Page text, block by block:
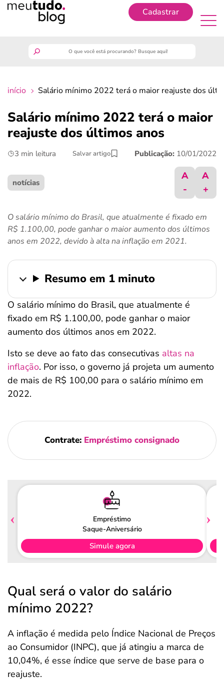
Cadastrar
finanças
benefícios
crédito fácil
ferramentas
início Salário mínimo 2022 terá o maior reajuste dos
Salário mínimo 2022 terá o maior
reajuste dos últimos anos
3 min leitura Salvar artigo Publicação: 10/01/2022
notícias
A
-
A
+
O salário mínimo do Brasil, que atualmente é fixado em
R$ 1.100,00, pode ganhar o maior aumento dos últimos
anos em 2022, devido à alta na inflação em 2021.
Resumo em 1 minuto
O salário mínimo do Brasil, que atualmente é
fixado em R$ 1.100,00, pode ganhar o maior
aumento dos últimos anos em 2022.
Isto se deve ao fato das consecutivas altas na
inflação. Por isso, o governo já projeta um aumento
de mais de R$ 100,00 para o salário mínimo em
2022.
Contrate: Empréstimo consignado
Empréstimo
Saque-Aniversário
Simule agora
Qual será o valor do salário
mínimo 2022?
A inflação é medida pelo Índice Nacional de Preços
ao Consumidor (INPC), que já atingiu a marca de
10,04%, é esse índice que serve de base para o
reajuste.